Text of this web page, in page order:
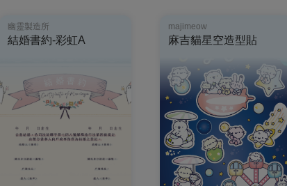
幽靈製造所
結婚書約-彩虹A
majimeow
麻吉貓星空造型貼